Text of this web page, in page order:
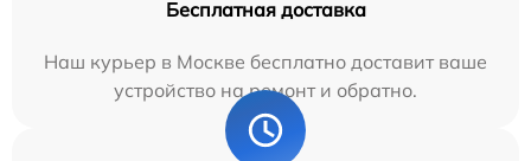
Бесплатная доставка
Наш курьер в Москве бесплатно доставит ваше
устройство на ремонт и обратно.